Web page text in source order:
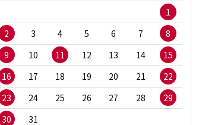
1
2
3 4 5 6 7
8
9
10 11 12 13 14
15
16
17 18 19 20 21
22
23
24 25 26 27 28
29
30
31